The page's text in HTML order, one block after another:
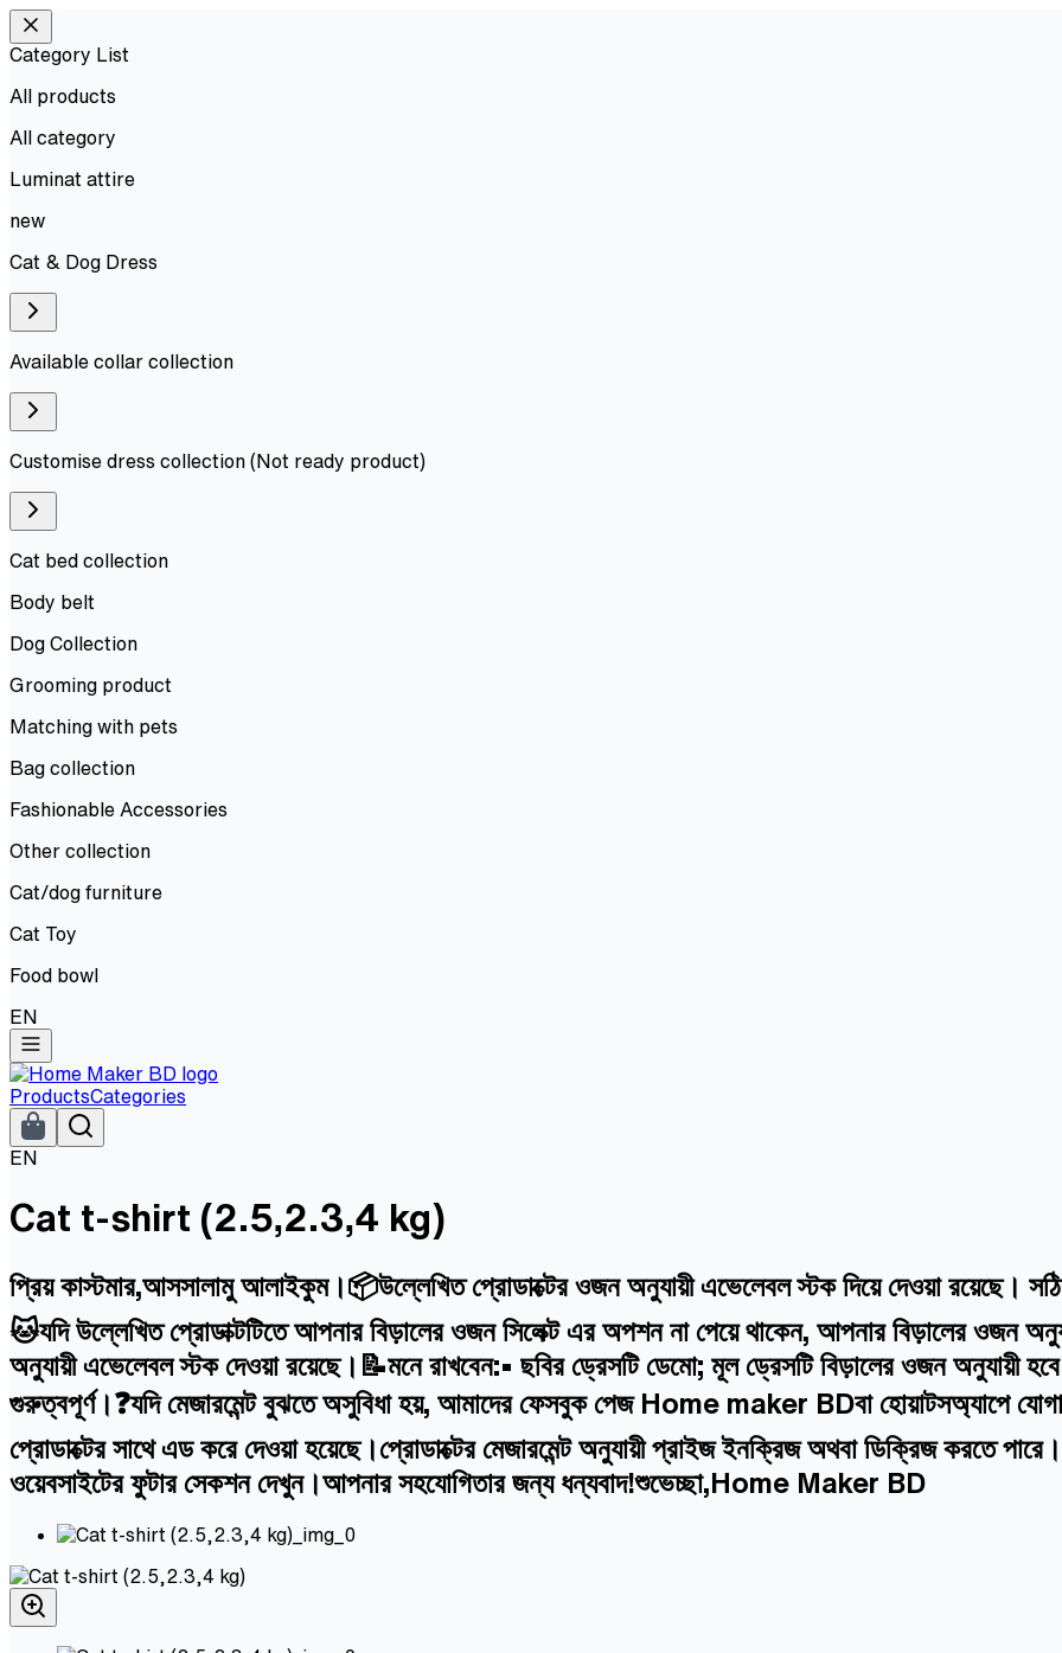
Category List
All products
All category
Luminat attire
new
Cat & Dog Dress
Available collar collection
Customise dress collection (Not ready product)
Cat bed collection
Body belt
Dog Collection
Grooming product
Matching with pets
Bag collection
Fashionable Accessories
Other collection
Cat/dog furniture
Cat Toy
Food bowl
EN
ProductsCategories
EN
Cat t-shirt (2.5,2.3,4 kg)
প্রিয় কাস্টমার,আসসালামু আলাইকুম।📦উল্লেখিত প্রোডাক্টের ওজন অনুযায়ী এভেলেবল স্টক দিয়ে দেওয়া রয়েছে।
🐱যদি উল্লেখিত প্রোডাক্টটিতে আপনার বিড়ালের ওজন সিলেক্ট এর অপশন না পেয়ে থাকেন, আপনার বিড়ালের ওজন
অনুযায়ী এভেলেবল স্টক দেওয়া রয়েছে।📝মনে রাখবেন:• ছবির ড্রেসটি ডেমো; মূল ড্রেসটি বিড়ালের ওজন অনুযায়ী
গুরুত্বপূর্ণ।❓যদি মেজারমেন্ট বুঝতে অসুবিধা হয়, আমাদের ফেসবুক পেজ Home maker BDবা হোয়াটসঅ্যাপে
প্রোডাক্টের সাথে এড করে দেওয়া হয়েছে।প্রোডাক্টের মেজারমেন্ট অনুযায়ী প্রাইজ ইনক্রিজ অথবা ডিক্রিজ করতে
ওয়েবসাইটের ফুটার সেকশন দেখুন।আপনার সহযোগিতার জন্য ধন্যবাদ!শুভেচ্ছা,Home Maker BD